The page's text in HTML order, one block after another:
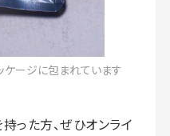
ケージに包まれています
った方、ぜひオンライ